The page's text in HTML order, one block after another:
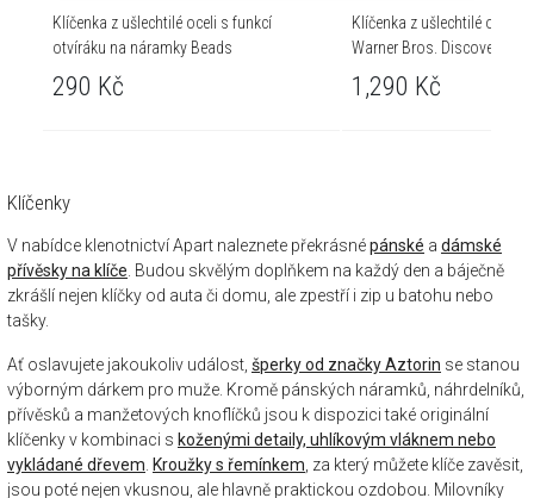
Klíčenka z ušlechtilé oceli s funkcí
otvíráku na náramky Beads
290 Kč
Klíčenka z ušlechtilé oceli –
Warner Bros. Discovery
1,290 Kč
Klíčenky
V nabídce klenotnictví Apart naleznete překrásnépánské a dámské
přívěsky na klíče . Budou skvělým doplňkem na každý den a báječně
zkrášlí nejen klíčky od auta či domu, ale zpestří i zip u batohu nebo
tašky.
Ať oslavujete jakoukoliv událost, šperky od značky Aztorin se stanou
výborným dárkem pro muže. Kromě pánských náramků, náhrdelníků,
přívěsků a manžetových knoflíčků jsou k dispozici také originální
klíčenky v kombinaci s koženými detaily, uhlíkovým vláknem nebo
vykládané dřevem Kroužky s řemínkem , za který můžete klíče zavěsit,
jsou poté nejen vkusnou, ale hlavně praktickou ozdobou. Milovníky